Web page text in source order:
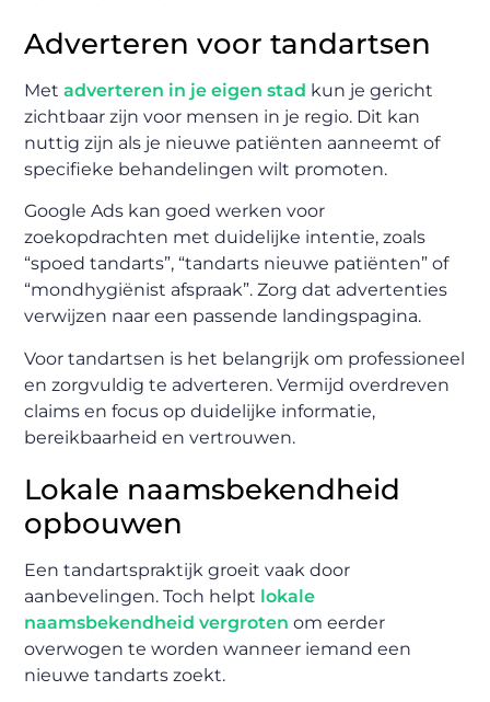
Adverteren voor tandartsen
Metadverteren in je eigen stad kun je gericht
zichtbaar zijn voor mensen in je regio. Dit kan
nuttig zijn als je nieuwe patiënten aanneemt of
specifieke behandelingen wilt promoten.
Google Ads kan goed werken voor
zoekopdrachten met duidelijke intentie, zoals
“spoed tandarts”, “tandarts nieuwe patiënten” of
“mondhygiënist afspraak”. Zorg dat advertenties
verwijzen naar een passende landingspagina.
Voor tandartsen is het belangrijk om professioneel
en zorgvuldig te adverteren. Vermijd overdreven
claims en focus op duidelijke informatie,
bereikbaarheid en vertrouwen.
Lokale naamsbekendheid
opbouwen
Een tandartspraktijk groeit vaak door
aanbevelingen. Toch helpt lokale
naamsbekendheid vergroten om eerder
overwogen te worden wanneer iemand een
nieuwe tandarts zoekt.